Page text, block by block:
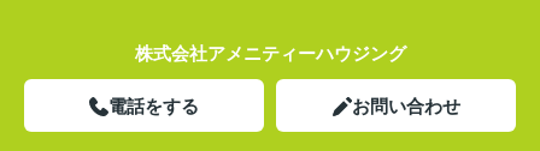
株式会社アメニティーハウジング
電話をする お問い合わせ